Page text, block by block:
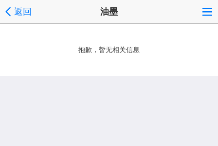
返回 油墨
抱歉，暂无相关信息